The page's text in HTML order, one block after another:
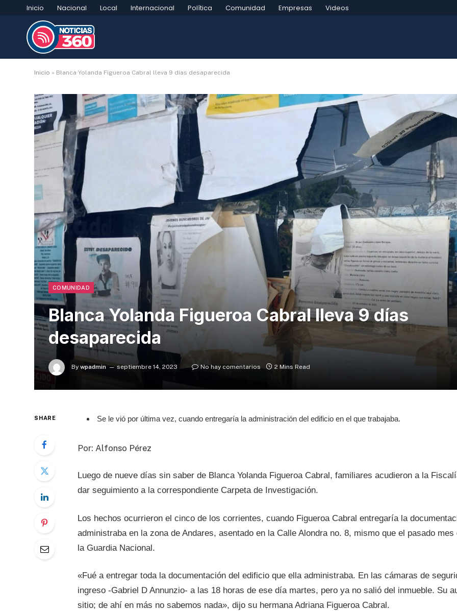
Inicio Nacional Local Internacional Política Comunidad Empresas Videos
Inicio » Blanca Yolanda Figueroa Cabral lleva 9 días desaparecida
COMUNIDAD
Blanca Yolanda Figueroa Cabral lleva 9 días
desaparecida
By wpadmin septiembre 14, 2023 No hay comentarios 2 Mins Read
SHARE Se le vió por última vez, cuando entregaría la administración del edificio en el que trabajaba.
Por: Alfonso Pérez
Luego de nueve días sin saber de Blanca Yolanda Figueroa Cabral, familiares acudieron a la
dar seguimiento a la correspondiente Carpeta de Investigación.
Los hechos ocurrieron el cinco de los corrientes, cuando Figueroa Cabral entregaría la
administraba en la zona de Andares, asentado en la Calle Alondra no. 8, mismo que el pasado
la Guardia Nacional.
«Fué a entregar toda la documentación del edificio que ella administraba. En las cámaras de
ingreso -Gabriel D Annunzio- a las 18 horas de ese día martes, pero ya no salió del inmueble. Su
sitio; de ahí en más no sabemos nada», dijo su hermana Adriana Figueroa Cabral.